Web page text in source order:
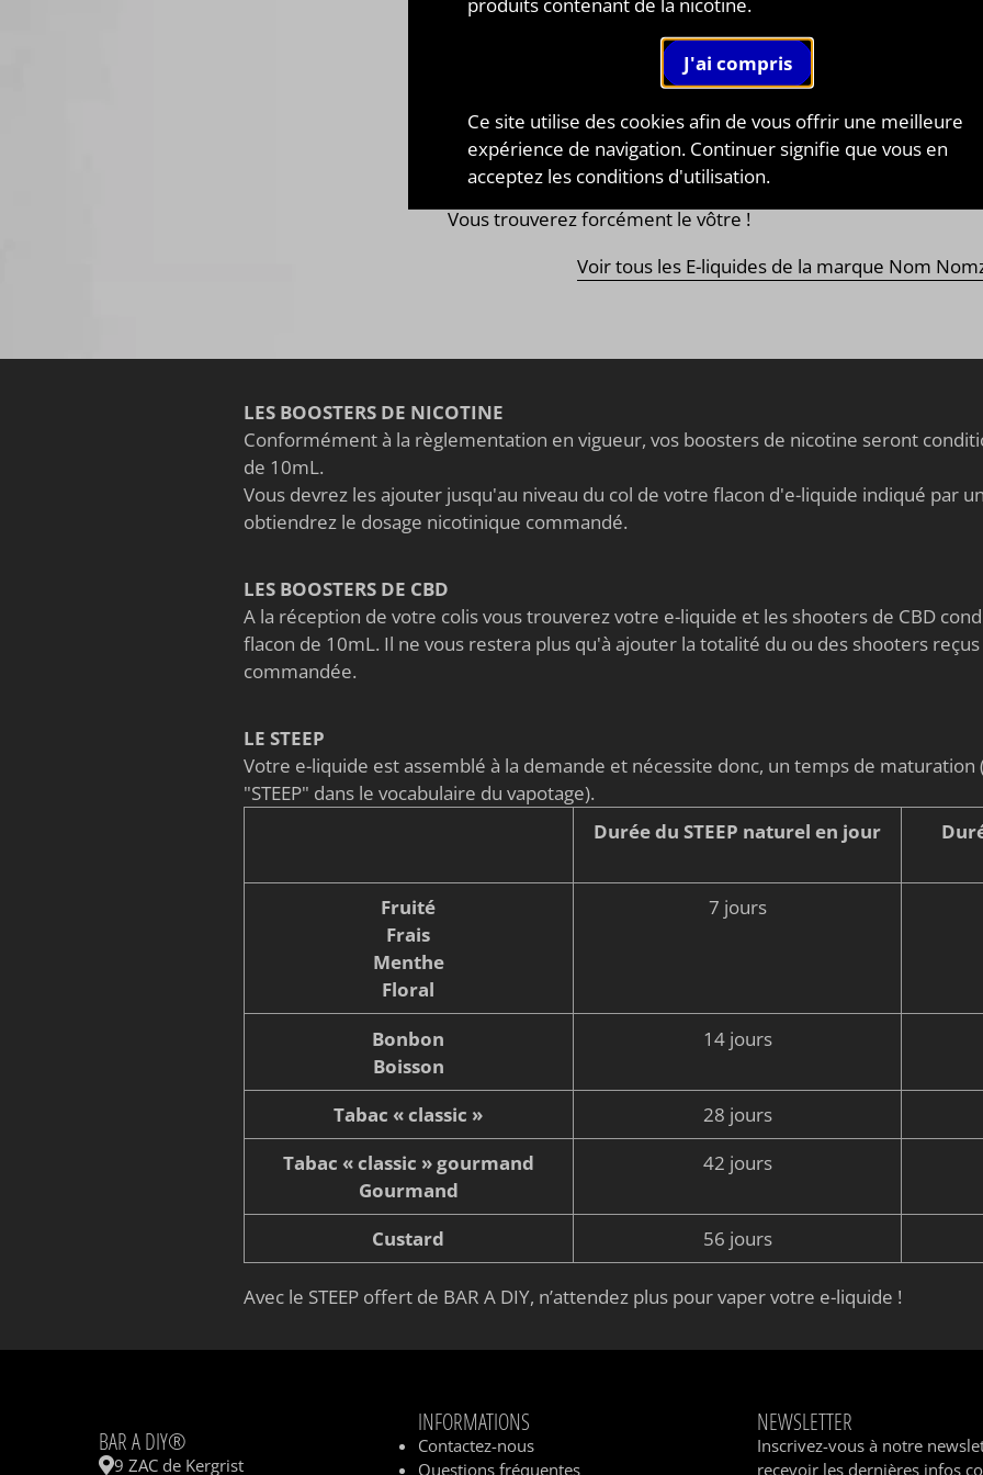
propose une large gamme d'arômes concentrés
différentes marques créées avec beaucoup d'attention et
des juice-makers ayant le soucis du détail ! Ils n'utilisent
des ingrédients de qualité ! La totalité des marques de
Nomz exercent sur tous les types desaveurs, des
gourmandesauxfruitéesen passant par les
Vous trouverez forcément le vôtre !
Voir tous les E-liquides de la marque Nom
LES BOOSTERS DE NICOTINE
Conformément à la règlementation en vigueur, vos boosters de nicotine seront
de 10mL.
Vous devrez les ajouter jusqu'au niveau du col de votre flacon d'e-liquide indiqué par
obtiendrez le dosage nicotinique commandé.
LES BOOSTERS DE CBD
A la réception de votre colis vous trouverez votre e-liquide et les shooters de CBD
flacon de 10mL. Il ne vous restera plus qu'à ajouter la totalité du ou des shooters
commandée.
LE STEEP
Votre e-liquide est assemblé à la demande et nécessite donc, un temps de
"STEEP" dans le vocabulaire du vapotage).
Durée du STEEP naturel en jour
Fruité
Frais
Menthe
Floral
7 jours
Bonbon
Boisson
14 jours
Tabac « classic »
28 jours
Tabac « classic » gourmand
Gourmand
42 jours
Custard 56 jours
Avec le STEEP offert de BAR A DIY, n’attendez plus pour vaper votre e-liquide !
BAR A DIY®
9 ZAC de Kergrist
INFORMATIONS
Contactez-nous
Questions fréquentes
NEWSLETTER
Inscrivez-vous à notre
recevoir les dernières infos
Ce site utilise des cookies afin de vous offrir une meilleure
expérience de navigation. Continuer signifie que vous en
acceptez les conditions d'utilisation.